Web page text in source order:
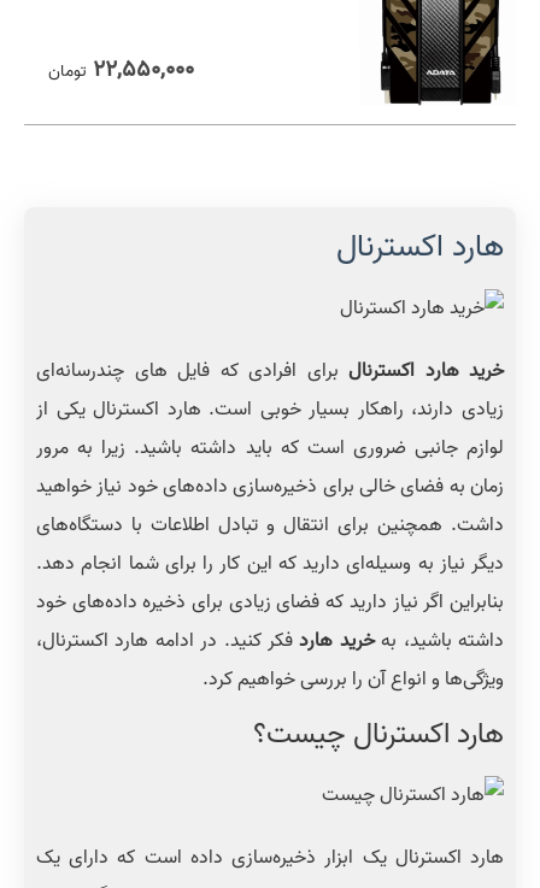
۲۲,۵۵۰,۰۰۰ تومان
هارد اکسترنال
خرید هارد اکسترنال برای افرادی که فایل های چندرسانه‌ای
زیادی دارند، راهکار بسیار خوبی است. هارد اکسترنال یکی از
لوازم جانبی ضروری است که باید داشته باشید. زیرا به مرور
زمان به فضای خالی برای ذخیره‌سازی داده‌های خود نیاز خواهید
داشت. همچنین برای انتقال و تبادل اطلاعات با دستگاه‌های
دیگر نیاز به وسیله‌ای دارید که این کار را برای شما انجام دهد.
بنابراین اگر نیاز دارید که فضای زیادی برای ذخیره داده‌های خود
داشته باشید، بهخرید هاردفکر کنید. در ادامه هارد اکسترنال،
ویژگی‌ها و انواع آن را بررسی خواهیم کرد.
هارد اکسترنال چیست؟
هارد اکسترنال یک ابزار ذخیره‌سازی داده است که دارای یک